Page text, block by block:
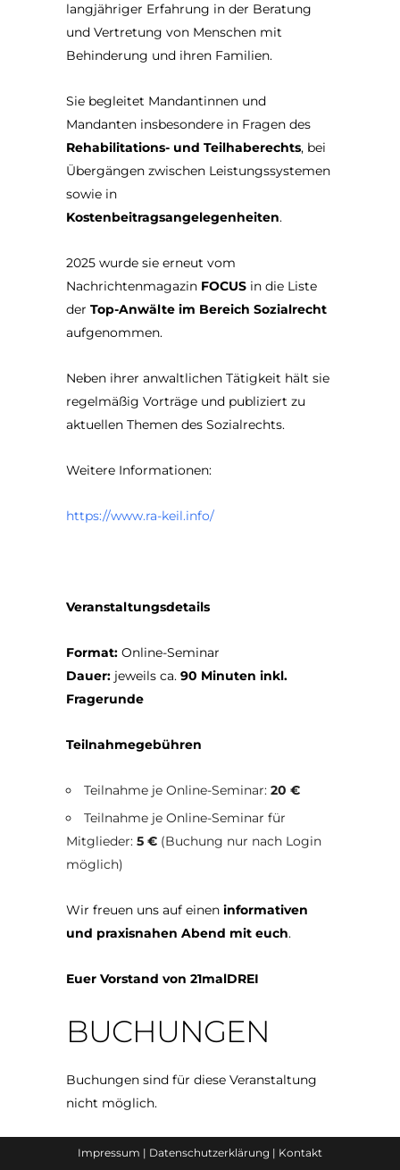
langjähriger Erfahrung in der Beratung
und Vertretung von Menschen mit
Behinderung und ihren Familien.
Sie begleitet Mandantinnen und
Mandanten insbesondere in Fragen des
Rehabilitations- und Teilhaberechts, bei
Übergängen zwischen Leistungssystemen
sowie in
Kostenbeitragsangelegenheiten.
2025 wurde sie erneut vom
Nachrichtenmagazin FOCUS in die Liste
der Top-Anwälte im Bereich Sozialrecht
aufgenommen.
Neben ihrer anwaltlichen Tätigkeit hält sie
regelmäßig Vorträge und publiziert zu
aktuellen Themen des Sozialrechts.
Weitere Informationen:
https://www.ra-keil.info/
Veranstaltungsdetails
Format: Online-Seminar
Dauer: jeweils ca. 90 Minuten inkl.
Fragerunde
Teilnahmegebühren
Teilnahme je Online-Seminar: 20 €
Teilnahme je Online-Seminar für
Mitglieder: 5 € (Buchung nur nach Login
möglich)
Wir freuen uns auf einen informativen
und praxisnahen Abend mit euch.
Euer Vorstand von 21malDREI
BUCHUNGEN
Buchungen sind für diese Veranstaltung
nicht möglich.
Impressum | Datenschutzerklärung | Kontakt